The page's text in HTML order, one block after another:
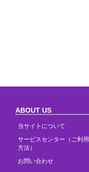
ABOUT US
当サイトについて
サービスセンター（ご利用
方法）
お問い合わせ